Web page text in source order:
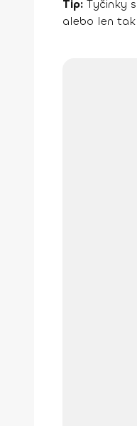
Tip: Tyčinky
alebo len